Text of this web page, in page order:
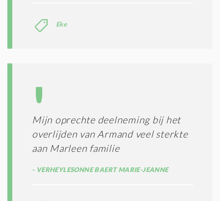
Eke
Mijn oprechte deelneming bij het
overlijden van Armand veel sterkte
aan Marleen familie
VERHEYLESONNE BAERT MARIE-JEANNE